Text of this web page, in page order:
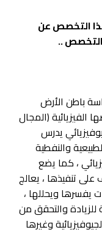
التخصص عن
..
باطن الأرض
(المجال
يدرس
والنفطية
، كما يضع
تنفيذها ، يعالج
ويحللها ،
للزيادة والتحقق من
وغيرها